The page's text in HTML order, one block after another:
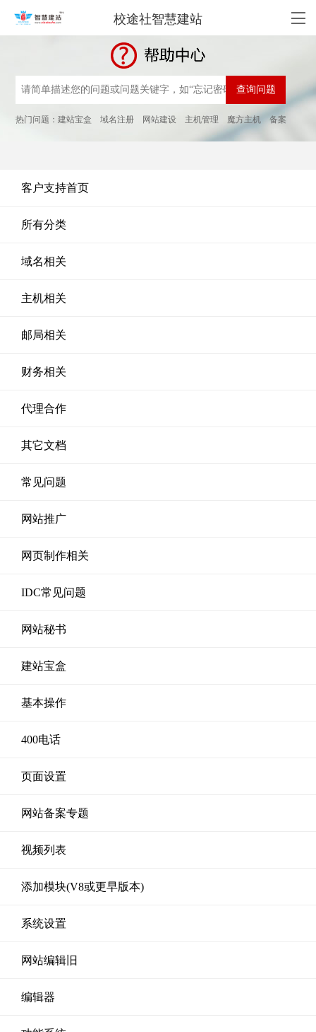
校途社智慧建站
热门问题：建站宝盒 域名注册 网站建设 主机管理 魔方主机 备案
客户支持首页
所有分类
域名相关
主机相关
邮局相关
财务相关
代理合作
其它文档
常见问题
网站推广
网页制作相关
IDC常见问题
网站秘书
建站宝盒
基本操作
400电话
页面设置
网站备案专题
视频列表
添加模块(V8或更早版本)
系统设置
网站编辑旧
编辑器